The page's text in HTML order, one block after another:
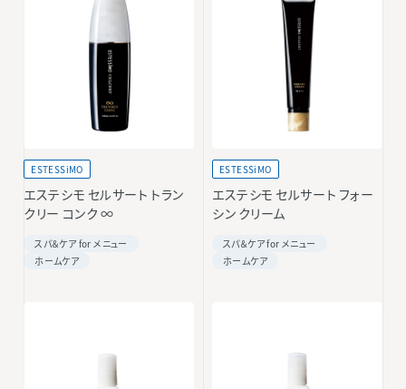
ESTESSiMO
エステシモ セルサート トラン
クリー コンク ∞
スパ＆ケア for メニュー
ホームケア
ESTESSiMO
エステシモ セルサート フォー
シン クリーム
スパ＆ケア for メニュー
ホームケア